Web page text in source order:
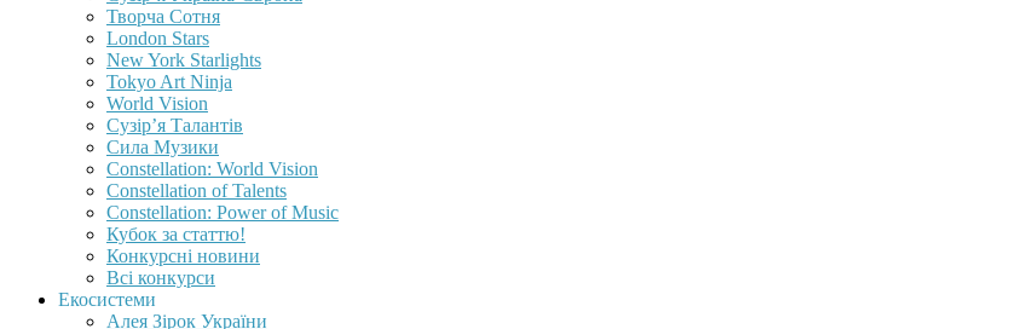
Творча Сотня
London Stars
New York Starlights
Tokyo Art Ninja
World Vision
Сузір’я Талантів
Сила Музики
Constellation: World Vision
Constellation of Talents
Constellation: Power of Music
Кубок за статтю!
Конкурсні новини
Всі конкурси
Екосистеми
Алея Зірок України